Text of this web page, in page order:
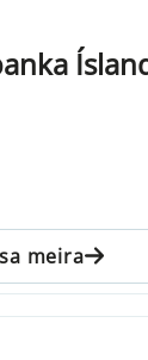
meira